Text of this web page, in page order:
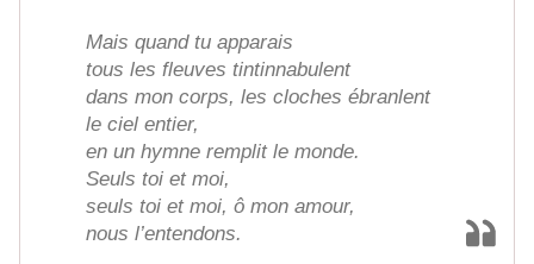
Mais quand tu apparais
tous les fleuves tintinnabulent
dans mon corps, les cloches ébranlent
le ciel entier,
en un hymne remplit le monde.
Seuls toi et moi,
seuls toi et moi, ô mon amour,
nous l’entendons.